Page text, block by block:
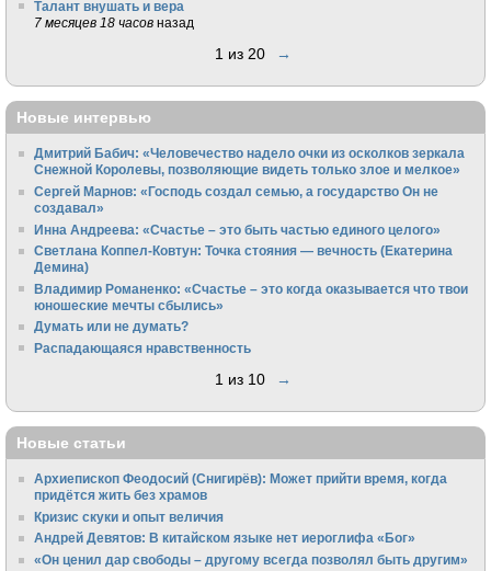
Талант внушать и вера
7 месяцев 18 часов назад
1 из 20 →
Новые интервью
Дмитрий Бабич: «Человечество надело очки из осколков зеркала
Снежной Королевы, позволяющие видеть только злое и мелкое»
Сергей Марнов: «Господь создал семью, а государство Он не
создавал»
Инна Андреева: «Счастье – это быть частью единого целого»
Светлана Коппел-Ковтун: Точка стояния — вечность (Екатерина
Демина)
Владимир Романенко: «Счастье – это когда оказывается что твои
юношеские мечты сбылись»
Думать или не думать?
Распадающаяся нравственность
1 из 10 →
Новые статьи
Архиепископ Феодосий (Снигирёв): Может прийти время, когда
придётся жить без храмов
Кризис скуки и опыт величия
Андрей Девятов: В китайском языке нет иероглифа «Бог»
«Он ценил дар свободы – другому всегда позволял быть другим»